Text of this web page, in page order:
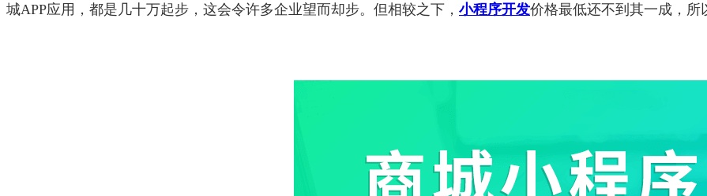
城APP应用，都是几十万起步，这会令许多企业望而却步。但相较之下， 小程序开发价格最低还不到其一成，所